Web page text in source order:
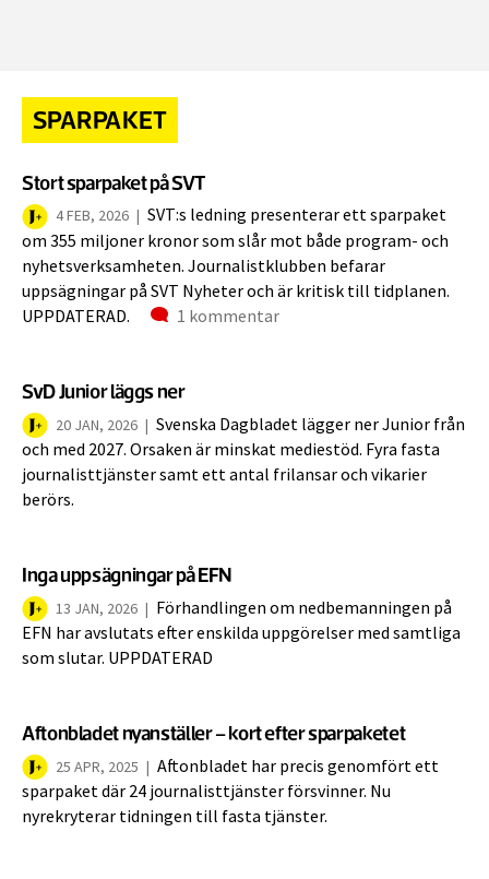
SPARPAKET
Stort sparpaket på SVT
4 FEB, 2026 | SVT:s ledning presenterar ett sparpaket
om 355 miljoner kronor som slår mot både program- och
nyhetsverksamheten. Journalistklubben befarar
uppsägningar på SVT Nyheter och är kritisk till tidplanen.
UPPDATERAD.
Kommentarer
1 kommentar
SvD Junior läggs ner
20 JAN, 2026 | Svenska Dagbladet lägger ner Junior från
och med 2027. Orsaken är minskat mediestöd. Fyra fasta
journalisttjänster samt ett antal frilansar och vikarier
berörs.
Inga uppsägningar på EFN
13 JAN, 2026 | Förhandlingen om nedbemanningen på
EFN har avslutats efter enskilda uppgörelser med samtliga
som slutar. UPPDATERAD
Aftonbladet nyanställer – kort efter sparpaketet
25 APR, 2025 | Aftonbladet har precis genomfört ett
sparpaket där 24 journalisttjänster försvinner. Nu
nyrekryterar tidningen till fasta tjänster.